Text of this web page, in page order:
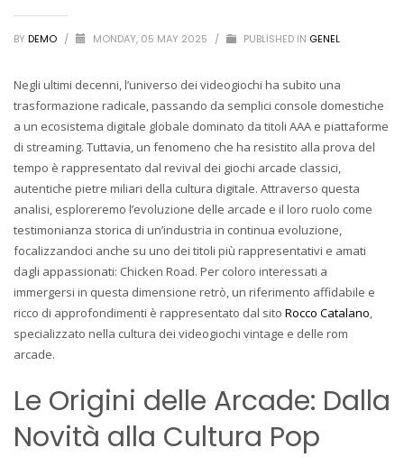
BY DEMO / MONDAY, 05 MAY 2025 / PUBLISHED IN GENEL
Negli ultimi decenni, l’universo dei videogiochi ha subito una
trasformazione radicale, passando da semplici console domestiche
a un ecosistema digitale globale dominato da titoli AAA e piattaforme
di streaming. Tuttavia, un fenomeno che ha resistito alla prova del
tempo è rappresentato dal revival dei giochi arcade classici,
autentiche pietre miliari della cultura digitale. Attraverso questa
analisi, esploreremo l’evoluzione delle arcade e il loro ruolo come
testimonianza storica di un’industria in continua evoluzione,
focalizzandoci anche su uno dei titoli più rappresentativi e amati
dagli appassionati: Chicken Road. Per coloro interessati a
immergersi in questa dimensione retrò, un riferimento affidabile e
ricco di approfondimenti è rappresentato dal sito Rocco Catalano,
specializzato nella cultura dei videogiochi vintage e delle rom
arcade.
Le Origini delle Arcade: Dalla
Novità alla Cultura Pop